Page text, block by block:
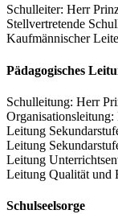
Schulleiter: Herr
Stellvertretende
Kaufmännischer
Pädagogisches
Schulleitung: Herr
Leitung
Leitung
Leitung
Leitung Qualität und
Schulseelsorge